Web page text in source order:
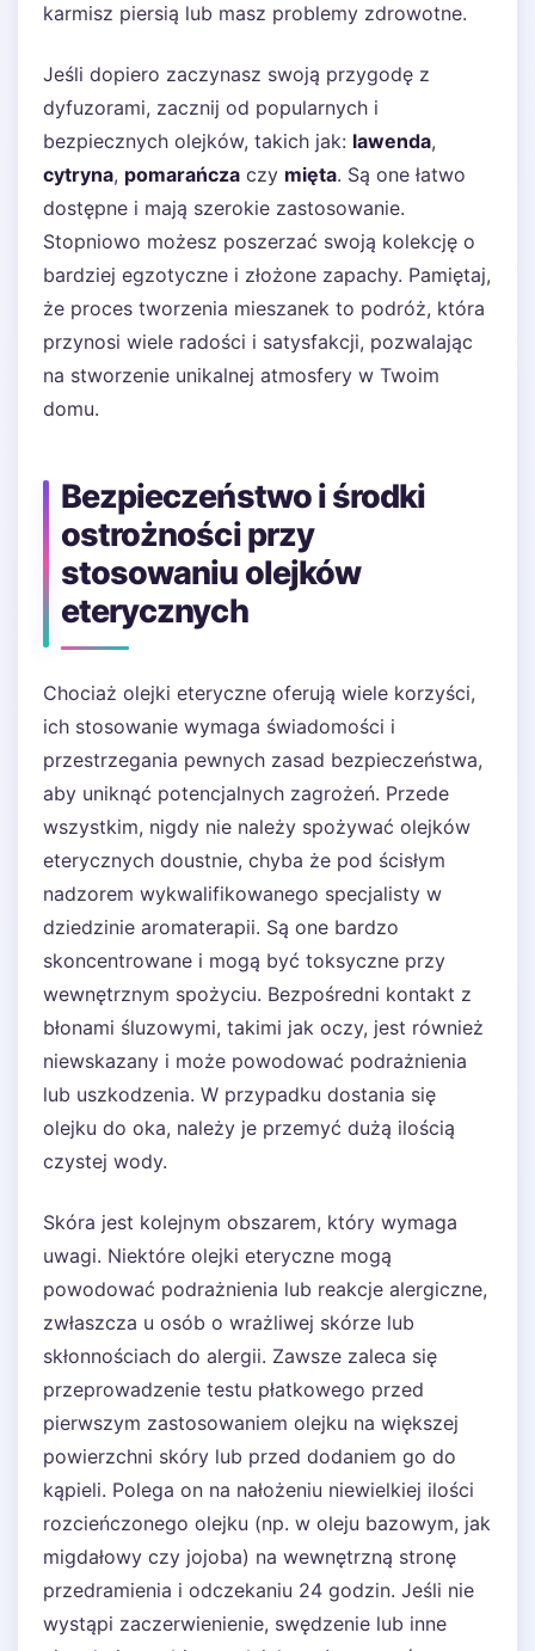
karmisz piersią lub masz problemy zdrowotne.
Jeśli dopiero zaczynasz swoją przygodę z
dyfuzorami, zacznij od popularnych i
bezpiecznych olejków, takich jak: lawenda,
cytryna, pomarańcza czy mięta. Są one łatwo
dostępne i mają szerokie zastosowanie.
Stopniowo możesz poszerzać swoją kolekcję o
bardziej egzotyczne i złożone zapachy. Pamiętaj,
że proces tworzenia mieszanek to podróż, która
przynosi wiele radości i satysfakcji, pozwalając
na stworzenie unikalnej atmosfery w Twoim
domu.
Bezpieczeństwo i środki
ostrożności przy
stosowaniu olejków
eterycznych
Chociaż olejki eteryczne oferują wiele korzyści,
ich stosowanie wymaga świadomości i
przestrzegania pewnych zasad bezpieczeństwa,
aby uniknąć potencjalnych zagrożeń. Przede
wszystkim, nigdy nie należy spożywać olejków
eterycznych doustnie, chyba że pod ścisłym
nadzorem wykwalifikowanego specjalisty w
dziedzinie aromaterapii. Są one bardzo
skoncentrowane i mogą być toksyczne przy
wewnętrznym spożyciu. Bezpośredni kontakt z
błonami śluzowymi, takimi jak oczy, jest również
niewskazany i może powodować podrażnienia
lub uszkodzenia. W przypadku dostania się
olejku do oka, należy je przemyć dużą ilością
czystej wody.
Skóra jest kolejnym obszarem, który wymaga
uwagi. Niektóre olejki eteryczne mogą
powodować podrażnienia lub reakcje alergiczne,
zwłaszcza u osób o wrażliwej skórze lub
skłonnościach do alergii. Zawsze zaleca się
przeprowadzenie testu płatkowego przed
pierwszym zastosowaniem olejku na większej
powierzchni skóry lub przed dodaniem go do
kąpieli. Polega on na nałożeniu niewielkiej ilości
rozcieńczonego olejku (np. w oleju bazowym, jak
migdałowy czy jojoba) na wewnętrzną stronę
przedramienia i odczekaniu 24 godzin. Jeśli nie
wystąpi zaczerwienienie, swędzenie lub inne